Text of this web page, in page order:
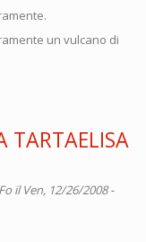
un vulcano di
TARTAELISA
il Ven, 12/26/2008 -